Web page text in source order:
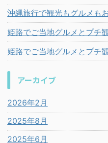
沖縄旅行で観光もグルメも
姫路でご当地グルメとプチ
姫路でご当地グルメとプチ
アーカイブ
2026年2月
2025年8月
2025年6月